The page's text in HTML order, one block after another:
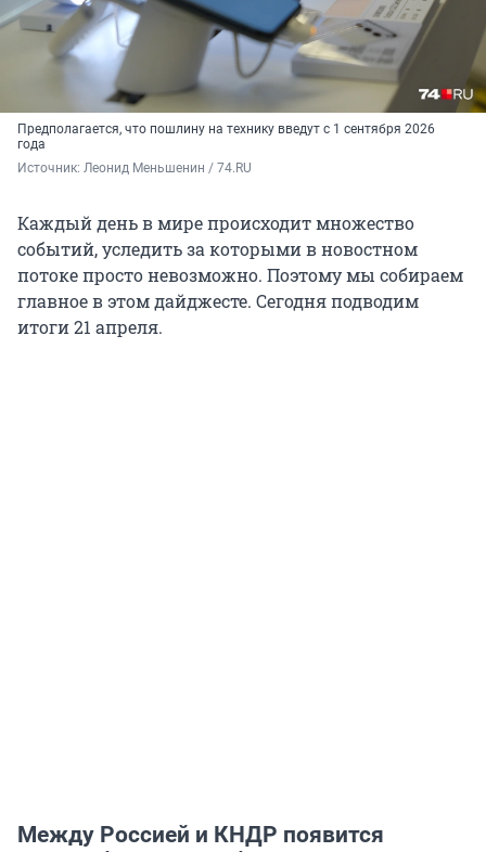
Предполагается, что пошлину на технику введут с 1 сентября 2026
года
Источник: Леонид Меньшенин / 74.RU
Каждый день в мире происходит множество
событий, уследить за которыми в новостном
потоке просто невозможно. Поэтому мы собираем
главное в этом дайджесте. Сегодня подводим
итоги 21 апреля.
Между Россией и КНДР появится